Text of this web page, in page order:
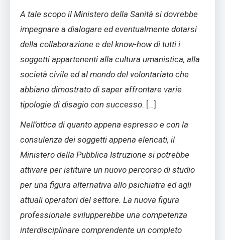
A tale scopo il Ministero della Sanità si dovrebbe
impegnare a dialogare ed eventualmente dotarsi
della collaborazione e del know-how di tutti i
soggetti appartenenti alla cultura umanistica, alla
società civile ed al mondo del volontariato che
abbiano dimostrato di saper affrontare varie
tipologie di disagio con successo. […]
Nell’ottica di quanto appena espresso e con la
consulenza dei soggetti appena elencati, il
Ministero della Pubblica Istruzione si potrebbe
attivare per istituire un nuovo percorso di studio
per una figura alternativa allo psichiatra ed agli
attuali operatori del settore. La nuova figura
professionale svilupperebbe una competenza
interdisciplinare comprendente un completo